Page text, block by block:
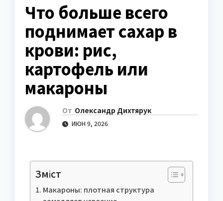
Что больше всего
поднимает сахар в
крови: рис,
картофель или
макароны
От Олександр Дихтярук
ИЮН 9, 2026
Зміст
Макароны: плотная структура